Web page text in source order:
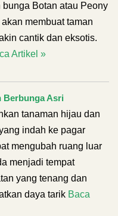
bunga Botan atau Peony
membuat taman
cantik dan eksotis.
Artikel »
Berbunga Asri
tanaman hijau dan
indah ke pagar
mengubah ruang luar
menjadi tempat
yang tenang dan
daya tarik Baca